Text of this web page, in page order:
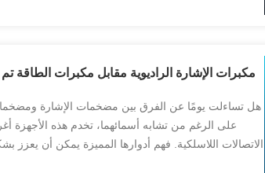
مكبرات الإشارة الراديوية مقابل مكبرات الطاقة
هل تساءلت يومًا عن الفرق بين مضخمات الإشارة ومضخمات
على الرغم من تشابه أسمائهما، تخدم هذه الأجهزة
الاتصالات اللاسلكية. فهم أدوارها المميزة يمكن أن يعزز